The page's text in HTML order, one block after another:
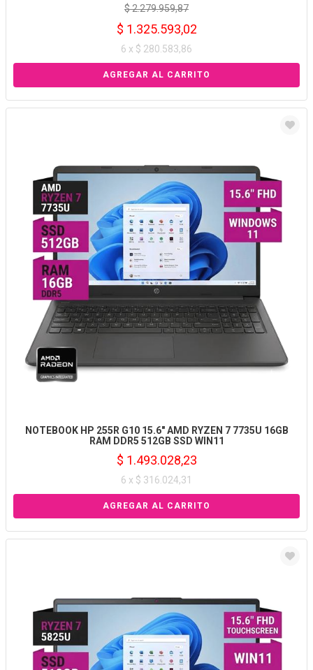
$ 2.279.959,87
$ 1.325.593,02
6 x $ 280.583,86
NOTEBOOK HP 255R G10 15.6" AMD RYZEN 7 7735U 16GB
RAM DDR5 512GB SSD WIN11
$ 1.493.028,23
6 x $ 316.024,31